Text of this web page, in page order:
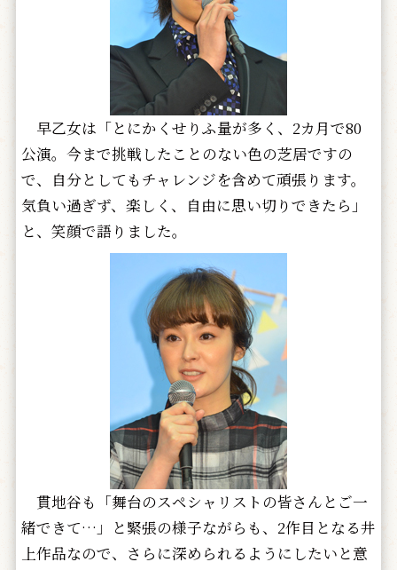
早乙女は「とにかくせりふ量が多く、2カ月で80
公演。今まで挑戦したことのない色の芝居ですの
で、自分としてもチャレンジを含めて頑張ります。
気負い過ぎず、楽しく、自由に思い切りできたら」
と、笑顔で語りました。
貫地谷も「舞台のスペシャリストの皆さんとご一
緒できて…」と緊張の様子ながらも、2作目となる井
上作品なので、さらに深められるようにしたいと意